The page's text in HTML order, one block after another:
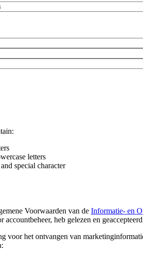
letters
special character
Voorwaarden van de Informatie- en
accountbeheer, heb gelezen en
voor het ontvangen van